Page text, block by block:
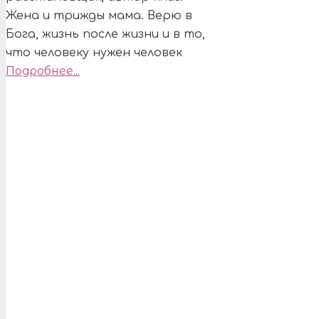
Жена и трижды мама. Верю в
Бога, жизнь после жизни и в то,
что человеку нужен человек
Подробнее...